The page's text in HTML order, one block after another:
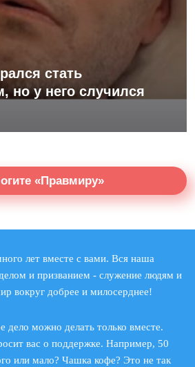
стать
но у него случился
«Правмиру»
лет вместе с вами. Вся наша
и призванием - служение людям и
вокруг добрее и милосерднее!
дело можно делать только вместе.
вас о поддержке. Например, 50
или мало? Чашка кофе? Это не так